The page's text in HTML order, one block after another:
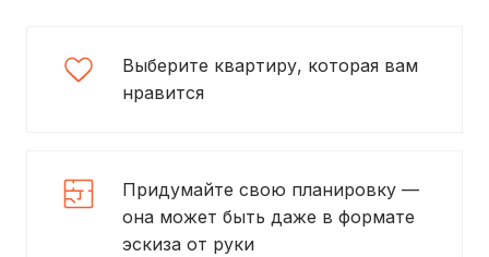
Выберите квартиру, которая вам
нравится
Придумайте свою планировку —
она может быть даже в формате
эскиза от руки